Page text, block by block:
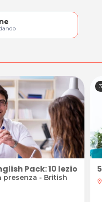
Pack: 10 lezioni in
presenza - British
location_on